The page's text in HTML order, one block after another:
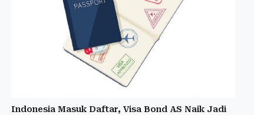
Indonesia Masuk Daftar, Visa Bond AS Naik Jadi